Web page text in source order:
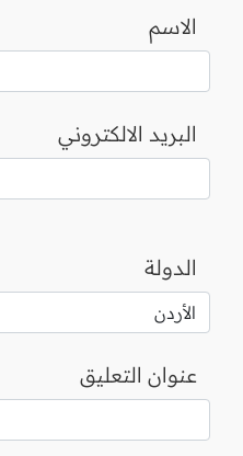
الاسم
البريد الالكتروني
الدولة
عنوان التعليق